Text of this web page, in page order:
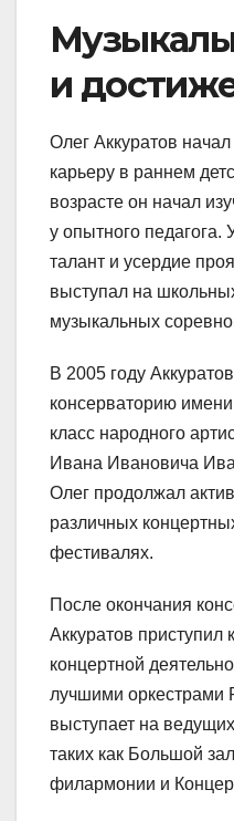
и
Олег Аккуратов
карьеру в раннем
возрасте он начал
у опытного педагога.
талант и усердие
выступал на
музыкальных
В 2005 году
консерваторию
класс народного
Ивана Ивановича
Олег продолжал
различных
фестивалях.
После окончания
Аккуратов приступил
концертной
лучшими оркестрами
выступает на
таких как Большой
филармонии и